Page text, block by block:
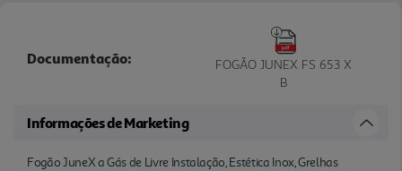
Documentação:
FOGÃO JUNEX FS 653 X
B
Informações de Marketing
Fogão JuneX a Gás de Livre Instalação, Estética Inox, Grelhas